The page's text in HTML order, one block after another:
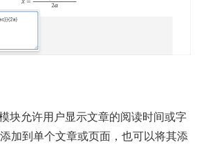
块允许用户显示文章的阅读时间或字
加到单个文章或页面，也可以将其添